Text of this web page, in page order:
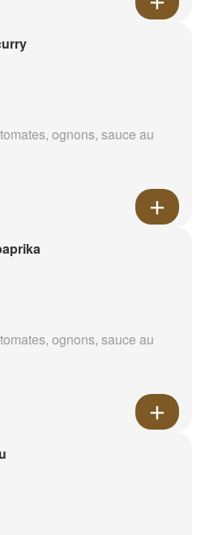
ognons, sauce au
ognons, sauce au